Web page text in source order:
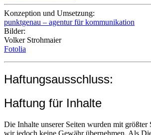
Konzeption und Umsetzung:
punktgenau – agentur für kommunikation
Bilder:
Volker Strohmaier
Fotolia
Haftungsausschluss:
Haftung für Inhalte
Die Inhalte unserer Seiten wurden mit
wir jedoch keine Gewähr übernehmen. Als